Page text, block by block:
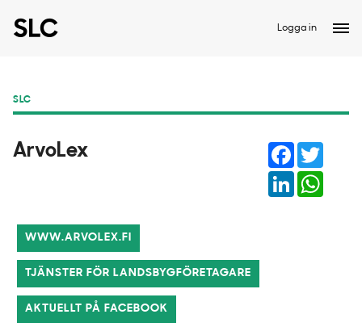
Logga in
SLC
ArvoLex Facebook
LinkedIn
WWW.ARVOLEX.FI
TJÄNSTER FÖR LANDSBYGFÖRETAGARE
AKTUELLT PÅ FACEBOOK